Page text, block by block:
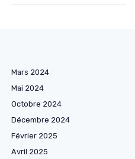
Mars 2024
Mai 2024
Octobre 2024
Décembre 2024
Février 2025
Avril 2025